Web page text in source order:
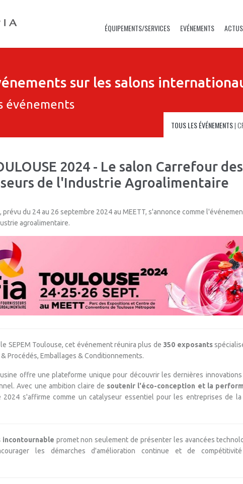
ÉQUIPEMENTS/SERVICES EVÉNEMENTS ACTUS
sur les salons
événements
TOUS LES ÉVÉNEMENTS|
2024 - Le salon Carrefour des
de l'Industrie Agroalimentaire
prévu du 24 au 26 septembre 2024 au MEETT, s'annonce comme
agroalimentaire.
SEPEM Toulouse, cet événement réunira plus de 350 exposants
& Procédés, Emballages & Conditionnements.
offre une plateforme unique pour découvrir les dernières
Avec une ambition claire de soutenir l'éco-conception et la
2024 s'affirme comme un catalyseur essentiel pour les entreprises de la
incontournable promet non seulement de présenter les avancées
les démarches d'amélioration continue et de